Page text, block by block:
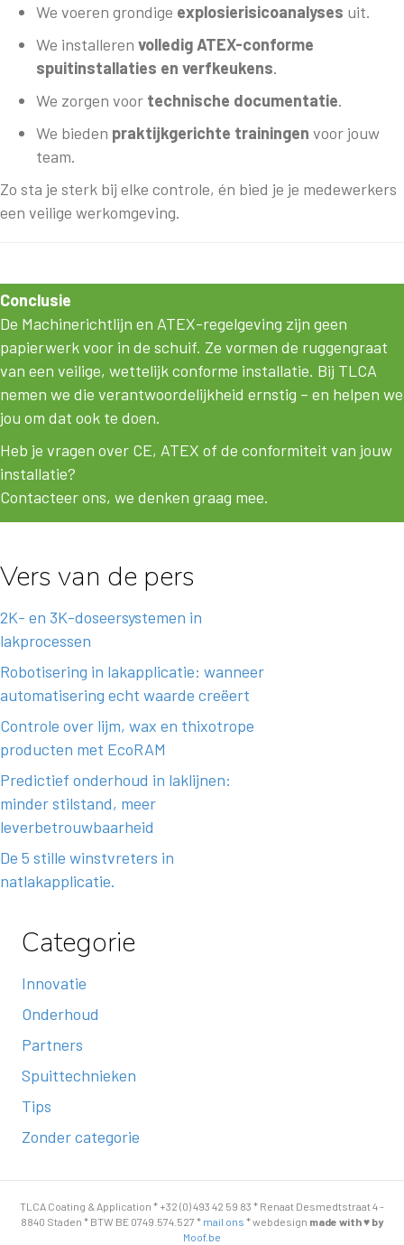
We voeren grondige explosierisicoanalyses uit.
We installeren volledig ATEX-conforme
spuitinstallaties en verfkeukens.
We zorgen voor technische documentatie.
We bieden praktijkgerichte trainingen voor jouw
team.
Zo sta je sterk bij elke controle, én bied je je medewerkers
een veilige werkomgeving.
Conclusie
De Machinerichtlijn en ATEX-regelgeving zijn geen
papierwerk voor in de schuif. Ze vormen de ruggengraat
van een veilige, wettelijk conforme installatie. Bij TLCA
nemen we die verantwoordelijkheid ernstig – en helpen we
jou om dat ook te doen.
Heb je vragen over CE, ATEX of de conformiteit van jouw
installatie?
Contacteer ons, we denken graag mee.
Vers van de pers
2K- en 3K-doseersystemen in
lakprocessen
Robotisering in lakapplicatie: wanneer
automatisering echt waarde creëert
Controle over lijm, wax en thixotrope
producten met EcoRAM
Predictief onderhoud in laklijnen:
minder stilstand, meer
leverbetrouwbaarheid
De 5 stille winstvreters in
natlakapplicatie.
Categorie
Innovatie
Onderhoud
Partners
Spuittechnieken
Tips
Zonder categorie
TLCA Coating & Application * +32 (0) 493 42 59 83 * Renaat Desmedtstraat 4 -
8840 Staden * BTW BE 0749.574.527 * mail ons * webdesign made with ♥ by
Moof.be